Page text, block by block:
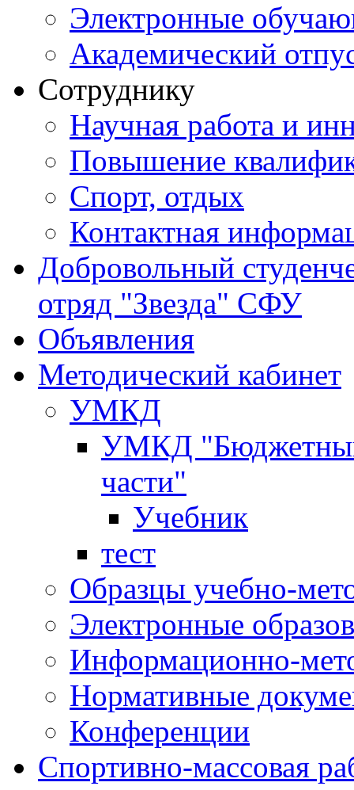
Электронные
Академический
Сотруднику
Научная работа и
Повышение
Спорт, отдых
Контактная
Добровольный
отряд "Звезда" СФУ
Объявления
Методический кабинет
УМКД
УМКД "Бюджетный
части"
Учебник
тест
Образцы учебно-
Электронные
Информационно-
Нормативные
Конференции
Спортивно-массовая